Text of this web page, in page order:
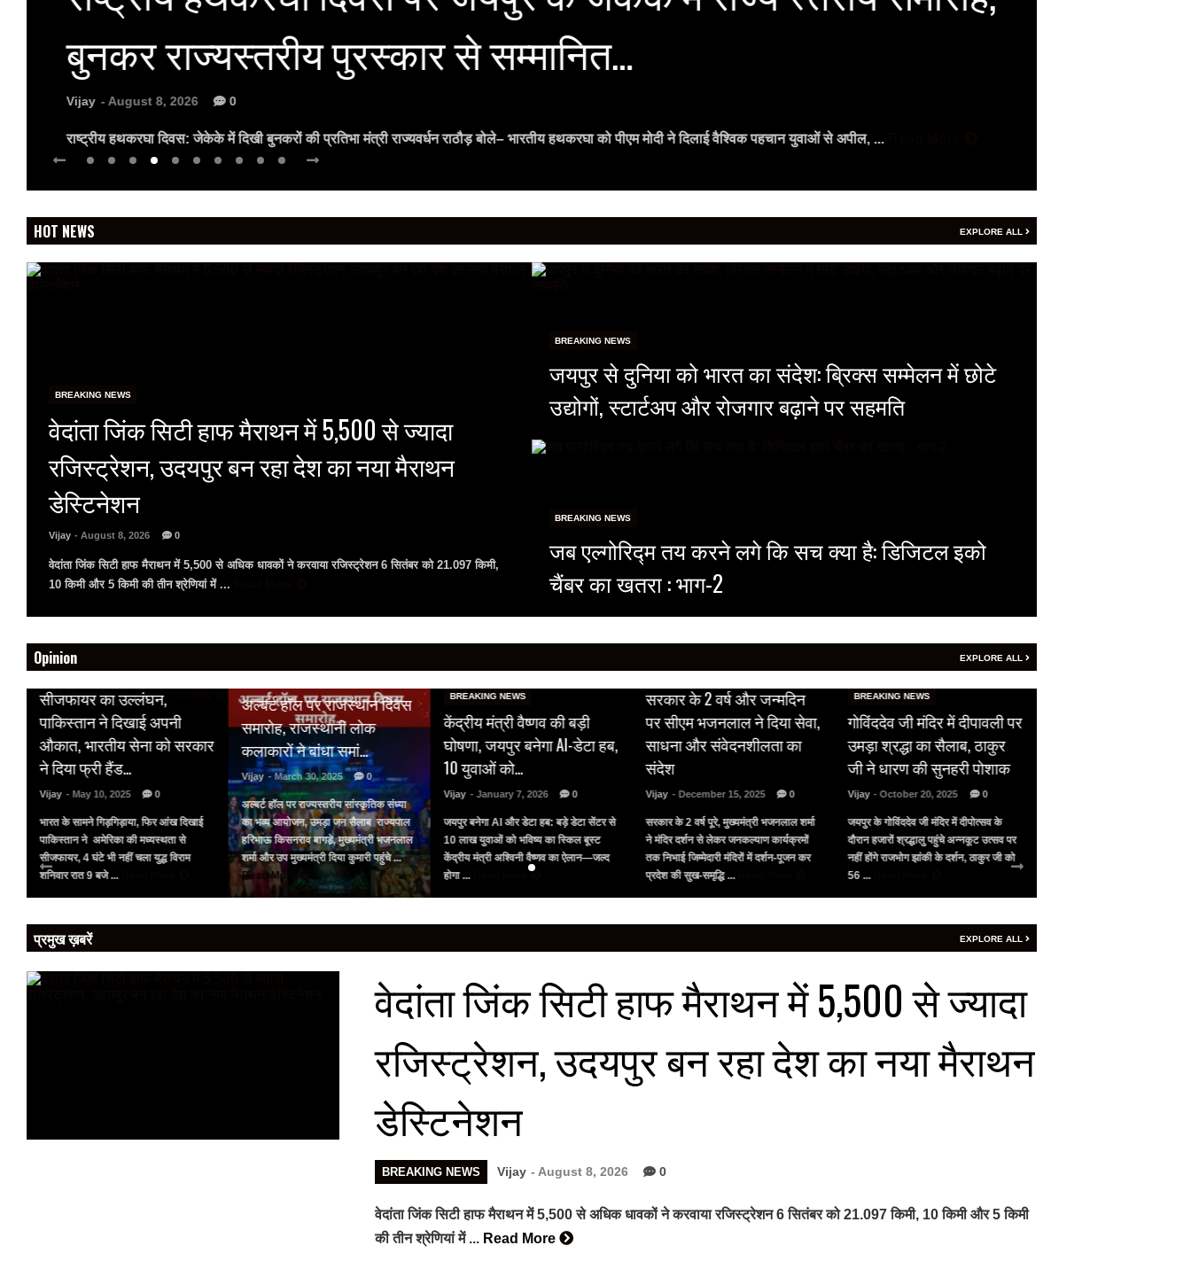
बुनकर राज्यस्तरीय पुरस्कार से सम्मानित…
Vijay - August 8, 2026 0
राष्ट्रीय हथकरघा दिवस: जेकेके में दिखी बुनकरों की प्रतिभा मंत्री राज्यवर्धन राठौड़ बोले– भारतीय हथकरघा को पीएम मोदी ने दिलाई वैश्विक पहचान युवाओं से अपील, ...
HOT NEWS EXPLORE ALL
BREAKING NEWS
वेदांता जिंक सिटी हाफ मैराथन में 5,500 से ज्यादा
रजिस्ट्रेशन, उदयपुर बन रहा देश का नया मैराथन
डेस्टिनेशन
Vijay - August 8, 2026 0
वेदांता जिंक सिटी हाफ मैराथन में 5,500 से अधिक धावकों ने करवाया रजिस्ट्रेशन 6 सितंबर को 21.097 किमी,
10 किमी और 5 किमी की तीन श्रेणियां में ...
BREAKING NEWS
जयपुर से दुनिया को भारत का संदेश: ब्रिक्स सम्मेलन में छोटे
उद्योगों, स्टार्टअप और रोजगार बढ़ाने पर सहमति
BREAKING NEWS
जब एल्गोरिद्म तय करने लगे कि सच क्या है: डिजिटल इको
चैंबर का खतरा : भाग-2
Opinion EXPLORE ALL
HOT NEWS
सीजफायर का उल्लंघन,
पाकिस्तान ने दिखाई अपनी
औकात, भारतीय सेना को सरकार
ने दिया फ्री हैंड…
Vijay - May 10, 2025 0
भारत के सामने गिड़गिड़ाया, फिर आंख दिखाई
पाकिस्तान ने अमेरिका की मध्यस्थता से
सीजफायर, 4 घंटे भी नहीं चला युद्ध विराम
शनिवार रात 9 बजे ...
अल्बर्ट हॉल पर राजस्थान दिवस
समारोह, राजस्थानी लोक
कलाकारों ने बांधा समां…
Vijay - March 30, 2025 0
अल्बर्ट हॉल पर राज्यस्तरीय सांस्कृतिक संध्या
का भव्य आयोजन, उमड़ा जन सैलाब राज्यपाल
हरिभाऊ किसनराव बागडे़, मुख्यमंत्री भजनलाल
शर्मा और उप मुख्यमंत्री दिया कुमारी पहुंचे ...
Read More
BREAKING NEWS
केंद्रीय मंत्री वैष्णव की बड़ी
घोषणा, जयपुर बनेगा AI-डेटा हब,
10 युवाओं को…
Vijay - January 7, 2026 0
जयपुर बनेगा AI और डेटा हब: बड़े डेटा सेंटर से
10 लाख युवाओं को भविष्य का स्किल बूस्ट
केंद्रीय मंत्री अश्विनी वैष्णव का ऐलान—जल्द
होगा ...
BREAKING NEWS
सरकार के 2 वर्ष और जन्मदिन
पर सीएम भजनलाल ने दिया सेवा,
साधना और संवेदनशीलता का
संदेश
Vijay - December 15, 2025 0
सरकार के 2 वर्ष पूरे, मुख्यमंत्री भजनलाल शर्मा
ने मंदिर दर्शन से लेकर जनकल्याण कार्यक्रमों
तक निभाई जिम्मेदारी मंदिरों में दर्शन-पूजन कर
प्रदेश की सुख-समृद्धि ...
BREAKING NEWS
गोविंददेव जी मंदिर में दीपावली पर
उमड़ा श्रद्धा का सैलाब, ठाकुर
जी ने धारण की सुनहरी पोशाक
Vijay - October 20, 2025 0
जयपुर के गोविंददेव जी मंदिर में दीपोत्सव के
दौरान हजारों श्रद्धालु पहुंचे अन्नकूट उत्सव पर
नहीं होंगे राजभोग झांकी के दर्शन, ठाकुर जी को
56 ...
प्रमुख ख़बरें EXPLORE ALL
वेदांता जिंक सिटी हाफ मैराथन में 5,500 से ज्यादा
रजिस्ट्रेशन, उदयपुर बन रहा देश का नया मैराथन
डेस्टिनेशन
BREAKING NEWS Vijay - August 8, 2026 0
वेदांता जिंक सिटी हाफ मैराथन में 5,500 से अधिक धावकों ने करवाया रजिस्ट्रेशन 6 सितंबर को 21.097 किमी, 10 किमी और 5 किमी
की तीन श्रेणियां में ... Read More